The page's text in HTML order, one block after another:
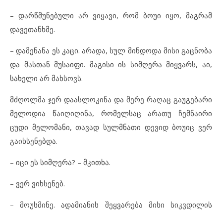
– დარწმუნებული არ ვიყავი, რომ ბოუი იყო, მაგრამ
დავეთანხმე.
– დამენანა ეს კაცი. არადა, სულ მინდოდა მისი გაცნობა
და მასთან მუსაიფი. მაგისი ის სიმღერა მიყვარს, აი,
სახელი არ მახსოვს.
მძღოლმა ჯერ დაასლოკინა და მერე რაღაც გაუგებარი
მელოდია წაიღიღინა, რომელსაც არათუ ჩემნაირი
ცუდი მელომანი, თავად სულმნათი დევიდ ბოუიც ვერ
გაიხსენებდა.
– იცი ეს სიმღერა? – მკითხა.
– ვერ ვიხსენებ.
– მოუსმინე. ადამიანის შეყვარება მისი სიკვდილის